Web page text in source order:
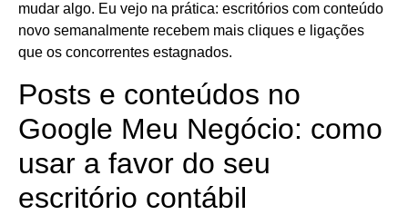
mudar algo. Eu vejo na prática: escritórios com conteúdo
novo semanalmente recebem mais cliques e ligações
que os concorrentes estagnados.
Posts e conteúdos no
Google Meu Negócio: como
usar a favor do seu
escritório contábil